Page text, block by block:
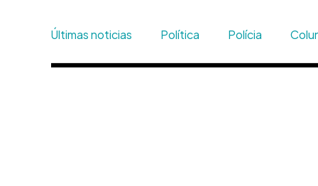
Últimas noticias Política Polícia